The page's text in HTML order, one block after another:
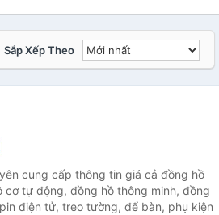
Sắp Xếp Theo
cung cấp thông tin giá cả đồng hồ
cơ tự động, đồng hồ thông minh, đồng
điện tử, treo tường, để bàn, phụ kiện